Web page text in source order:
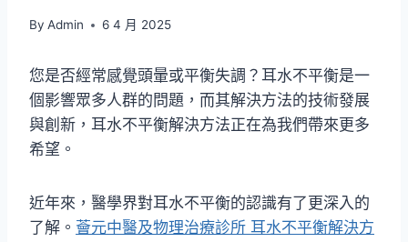
By Admin 6 4 月 2025
您是否經常感覺頭暈或平衡失調？耳水不平衡是一
個影響眾多人群的問題，而其解決方法的技術發展
與創新，耳水不平衡解決方法正在為我們帶來更多
希望。
近年來，醫學界對耳水不平衡的認識有了更深入的
了解。 薈元中醫及物理治療診所 耳水不平衡解決方